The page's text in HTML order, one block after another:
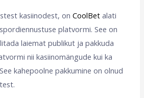
kasiinodest, onCoolBet alati
platvormi. See on
laiemat publikut ja pakkuda
nii kasiinomängude kui ka
kahepoolne pakkumine on olnud